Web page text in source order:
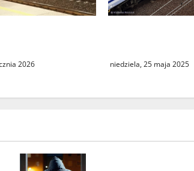
2026 niedziela, 25 maja 2025